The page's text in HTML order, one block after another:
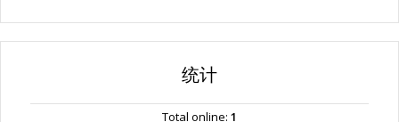
统计
Total online: 1